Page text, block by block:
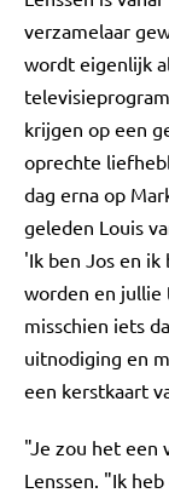
verzamelaar
wordt eigenlijk
krijgen op een
oprechte
dag erna op
geleden Louis
'Ik ben Jos en ik
worden en jullie
misschien iets
uitnodiging en
een kerstkaart
"Je zou het een
Lenssen. "Ik